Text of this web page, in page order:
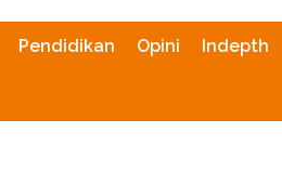
Pendidikan Opini Indepth